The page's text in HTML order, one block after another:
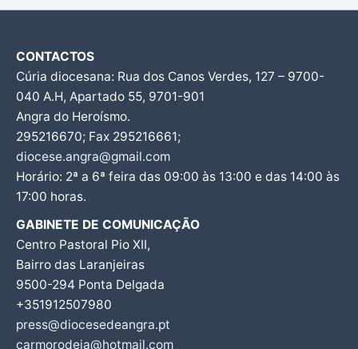
CONTACTOS
Cúria diocesana: Rua dos Canos Verdes, 127 – 9700-
040 A.H, Apartado 55, 9701-901
Angra do Heroísmo.
295216670; Fax 295216661;
diocese.angra@gmail.com
Horário: 2ª a 6ª feira das 09:00 às 13:00 e das 14:00 às
17:00 horas.
GABINETE DE COMUNICAÇÃO
Centro Pastoral Pio XII,
Bairro das Laranjeiras
9500-294 Ponta Delgada
+351912507980
press@diocesedeangra.pt
carmorodeia@hotmail.com